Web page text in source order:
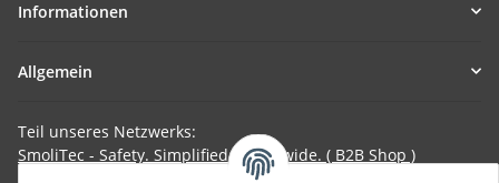
Informationen
Allgemein
Teil unseres Netzwerks:
SmoliTec - Safety. Simplified. Worldwide. ( B2B Shop )